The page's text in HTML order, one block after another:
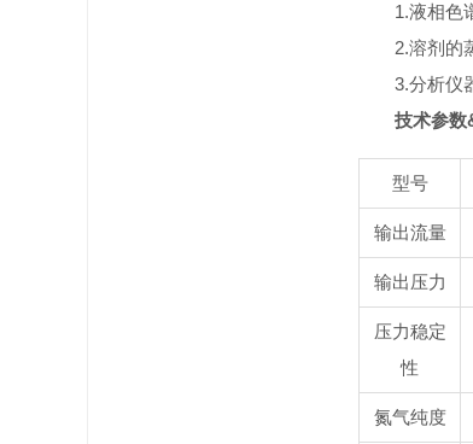
1.液相色
2.溶剂的
3.分析仪
技术参
型号
输出流量
输出压力
压力稳定
性
氮气纯度